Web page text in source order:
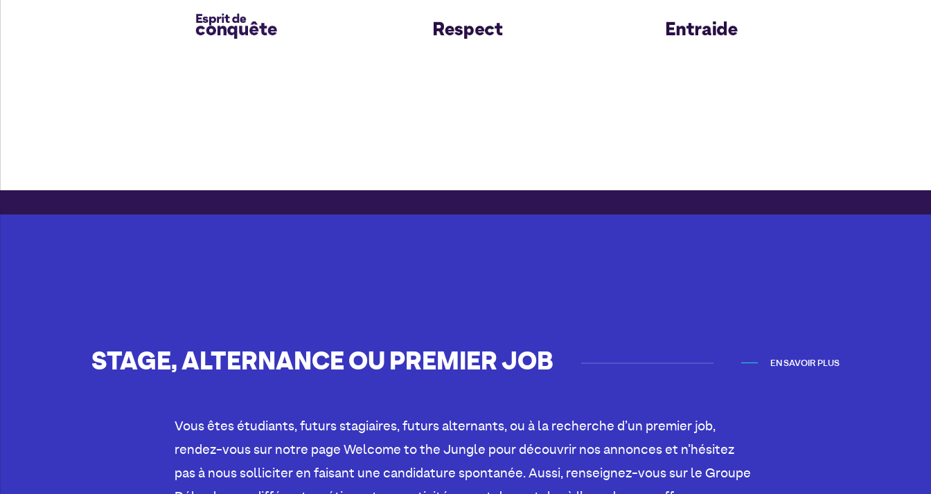
STAGE, ALTERNANCE OU PREMIER JOB EN SAVOIR PLUS
Vous êtes étudiants, futurs stagiaires, futurs alternants, ou à la recherche d’un premier job,
rendez-vous sur notre page Welcome to the Jungle pour découvrir nos annonces et n’hésitez
pas à nous solliciter en faisant une candidature spontanée. Aussi, renseignez-vous sur le Groupe